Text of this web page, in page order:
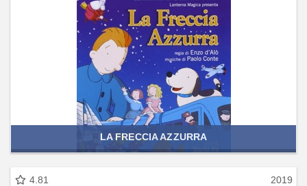
LA FRECCIA AZZURRA
4.81 2019